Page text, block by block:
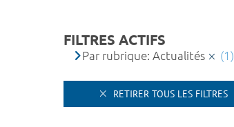
FILTRES ACTIFS
Par rubrique: Actualités (1)
RETIRER TOUS LES FILTRES